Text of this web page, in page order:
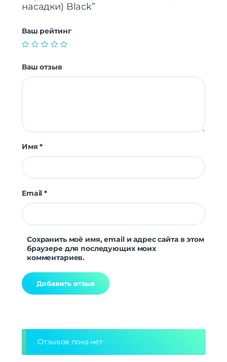
насадки) Black”
Ваш рейтинг
Ваш отзыв
Имя*
Email*
Сохранить моё имя, email и адрес сайта в этом
браузере для последующих моих
комментариев.
Отзывов пока нет